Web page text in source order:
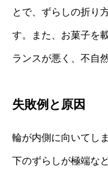
とで、ずらしの折り
す。また、お菓子を
ランスが悪く、不自
失敗例と原因
輪が内側に向いてし
下のずらしが極端な